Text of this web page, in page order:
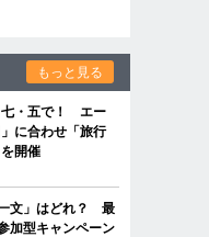
もっと見る
七・五で！ エー
に合わせ「旅行
開催
文」はどれ？ 最
加型キャンペーン